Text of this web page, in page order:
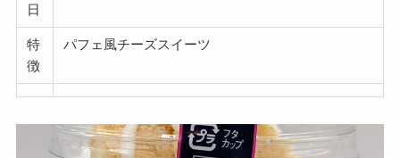
日
特
徴
パフェ風チーズスイーツ